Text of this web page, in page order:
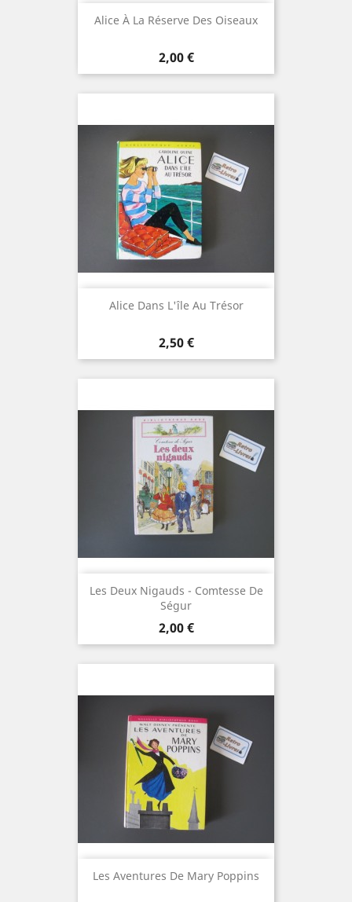
Alice À La Réserve Des Oiseaux
Prix
2,00 €
Alice Dans L'île Au Trésor
Prix
2,50 €
Les Deux Nigauds - Comtesse De
Ségur
Prix
2,00 €
Les Aventures De Mary Poppins